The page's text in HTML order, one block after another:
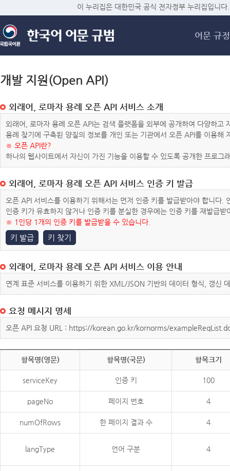
메
이 누리집은 대한민국 공식 전자정부 누리집입니다.
어문 규정
개발 지원(Open API)
외래어, 로마자 용례 오픈 API 서비스 소개
외래어, 로마자 용례 오픈 API는 검색 플랫폼을 외부에 공개하여 다양하
용례 찾기에 구축된 양질의 정보를 개인 또는 기관에서 오픈 API를 이용해
※ 오픈 API란?
하나의 웹사이트에서 자신이 가진 기능을 이용할 수 있도록 공개한 프로그
외래어, 로마자 용례 오픈 API 서비스 인증 키 발급
오픈 API 서비스를 이용하기 위해서는 먼저 인증 키를 발급받아야 합니다
인증 키가 유효하지 않거나 인증 키를 분실한 경우에는 인증 키를 재발급받
※ 1인당 1개의 인증 키를 발급받을 수 있습니다.
키 발급 키 찾기
외래어, 로마자 용례 오픈 API 서비스 이용 안내
연계 표준 서비스를 이용하기 위한 XML/JSON 기반의 데이터 형식, 갱신
요청 메시지 명세
오픈 API 요청 URL : https://korean.go.kr/kornorms/
항목명(영문) 항목명(국문) 항목크기
serviceKey 인증 키 100
pageNo 페이지 번호 4
numOfRows 한 페이지 결과 수 4
langType 언어 구분 4